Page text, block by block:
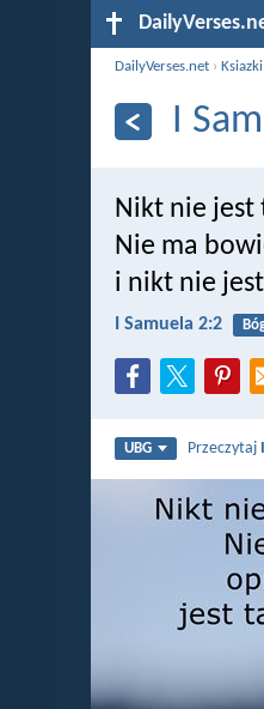
DailyVerses.net ›
I
Nikt nie jest
Nie ma
i nikt nie jest
I Samuela 2:2
UBG Przeczytaj